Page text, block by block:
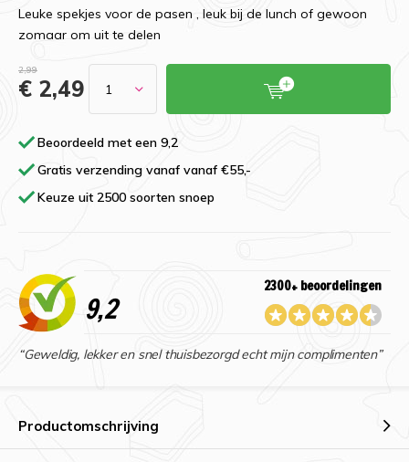
Leuke spekjes voor de pasen , leuk bij de lunch of gewoon
zomaar om uit te delen
2,99
€ 2,49
Beoordeeld met een 9,2
Gratis verzending vanaf vanaf €55,-
Keuze uit 2500 soorten snoep
9,2
2300+ beoordelingen
“Geweldig, lekker en snel thuisbezorgd echt mijn complimenten”
Productomschrijving